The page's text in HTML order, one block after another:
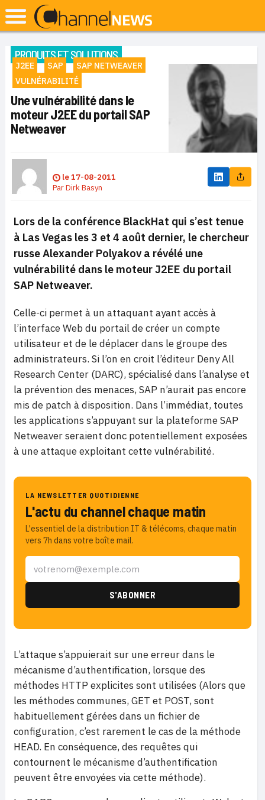
PRODUITS ET SOLUTIONS
J2EE SAP
SAP NETWEAVER
VULNÉRABILITÉ
Une vulnérabilité dans le
moteur J2EE du portail SAP
Netweaver
le17-08-2011
ParDirk Basyn
Lors de la conférence BlackHat qui s’est tenue
à Las Vegas les 3 et 4 août dernier, le chercheur
russe Alexander Polyakov a révélé une
vulnérabilité dans le moteur J2EE du portail
SAP Netweaver.
Celle-ci permet à un attaquant ayant accès à
l’interface Web du portail de créer un compte
utilisateur et de le déplacer dans le groupe des
administrateurs. Si l’on en croit l’éditeur Deny All
Research Center (DARC), spécialisé dans l’analyse et
la prévention des menaces, SAP n’aurait pas encore
mis de patch à disposition. Dans l’immédiat, toutes
les applications s’appuyant sur la plateforme SAP
Netweaver seraient donc potentiellement exposées
à une attaque exploitant cette vulnérabilité.
LA NEWSLETTER QUOTIDIENNE
L'actu du channel chaque matin
L'essentiel de la distribution IT & télécoms, chaque matin
vers 7h dans votre boîte mail.
L’attaque s’appuierait sur une erreur dans le
mécanisme d’authentification, lorsque des
méthodes HTTP explicites sont utilisées (Alors que
les méthodes communes, GET et POST, sont
habituellement gérées dans un fichier de
configuration, c’est rarement le cas de la méthode
HEAD. En conséquence, des requêtes qui
contournent le mécanisme d’authentification
peuvent être envoyées via cette méthode).